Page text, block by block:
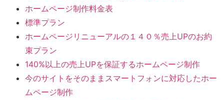
ホームページ制作料金表
標準プラン
ホームページリニューアルの１４０％売上UPのお約
束プラン
140%以上の売上UPを保証するホームページ制作
今のサイトをそのままスマートフォンに対応したホー
ムページ制作